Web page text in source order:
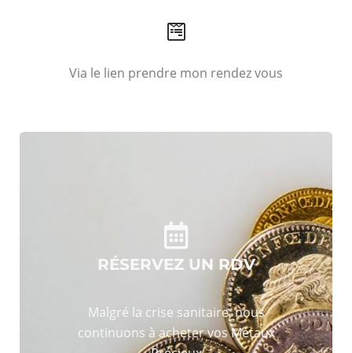
Via le lien prendre mon rendez vous
RÉSERVEZ UN RDV
Malgré la crise sanitaire, nous
continuons à acheter vos Métaux